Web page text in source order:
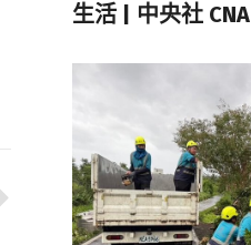
生活 | 中央社 CNA